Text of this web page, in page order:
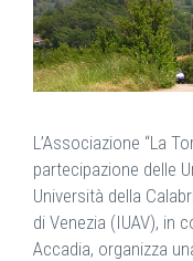
L’Associazione “La
partecipazione delle
Università della
di Venezia (IUAV), in
Accadia, organizza